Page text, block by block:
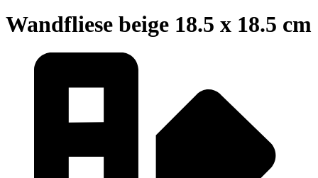
Wandfliese beige 18.5 x 18.5 cm